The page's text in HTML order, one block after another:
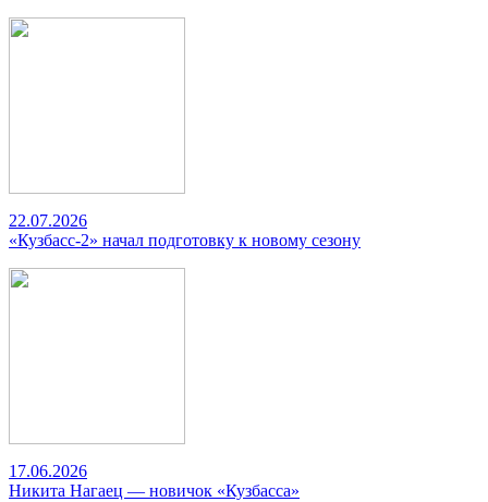
22.07.2026
«Кузбасс-2» начал подготовку к новому сезону
17.06.2026
Никита Нагаец — новичок «Кузбасса»